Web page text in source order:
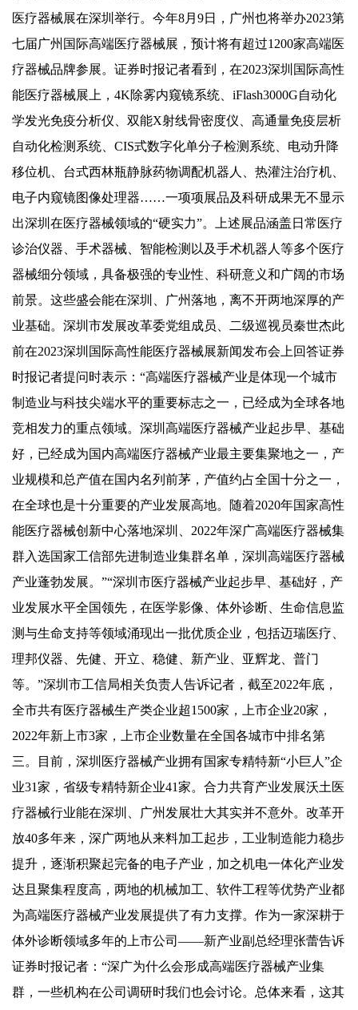
医疗器械展在深圳举行。今年8月9日，广州也将举办2023第
七届广州国际高端医疗器械展，预计将有超过1200家高端医
疗器械品牌参展。证券时报记者看到，在2023深圳国际高性
能医疗器械展上，4K除雾内窥镜系统、iFlash3000G自动化
学发光免疫分析仪、双能X射线骨密度仪、高通量免疫层析
自动化检测系统、CIS式数字化单分子检测系统、电动升降
移位机、台式西林瓶静脉药物调配机器人、热灌注治疗机、
电子内窥镜图像处理器……一项项展品及科研成果无不显示
出深圳在医疗器械领域的“硬实力”。上述展品涵盖日常医疗
诊治仪器、手术器械、智能检测以及手术机器人等多个医疗
器械细分领域，具备极强的专业性、科研意义和广阔的市场
前景。这些盛会能在深圳、广州落地，离不开两地深厚的产
业基础。深圳市发展改革委党组成员、二级巡视员秦世杰此
前在2023深圳国际高性能医疗器械展新闻发布会上回答证券
时报记者提问时表示：“高端医疗器械产业是体现一个城市
制造业与科技尖端水平的重要标志之一，已经成为全球各地
竞相发力的重点领域。深圳高端医疗器械产业起步早、基础
好，已经成为国内高端医疗器械产业最主要集聚地之一，产
业规模和总产值在国内名列前茅，产值约占全国十分之一，
在全球也是十分重要的产业发展高地。随着2020年国家高性
能医疗器械创新中心落地深圳、2022年深广高端医疗器械集
群入选国家工信部先进制造业集群名单，深圳高端医疗器械
产业蓬勃发展。”“深圳市医疗器械产业起步早、基础好，产
业发展水平全国领先，在医学影像、体外诊断、生命信息监
测与生命支持等领域涌现出一批优质企业，包括迈瑞医疗、
理邦仪器、先健、开立、稳健、新产业、亚辉龙、普门
等。”深圳市工信局相关负责人告诉记者，截至2022年底，
全市共有医疗器械生产类企业超1500家，上市企业20家，
2022年新上市3家，上市企业数量在全国各城市中排名第
三。目前，深圳医疗器械产业拥有国家专精特新“小巨人”企
业31家，省级专精特新企业41家。合力共育产业发展沃土医
疗器械行业能在深圳、广州发展壮大其实并不意外。改革开
放40多年来，深广两地从来料加工起步，工业制造能力稳步
提升，逐渐积聚起完备的电子产业，加之机电一体化产业发
达且聚集程度高，两地的机械加工、软件工程等优势产业都
为高端医疗器械产业发展提供了有力支撑。作为一家深耕于
体外诊断领域多年的上市公司——新产业副总经理张蕾告诉
证券时报记者：“深广为什么会形成高端医疗器械产业集
群，一些机构在公司调研时我们也会讨论。总体来看，这其